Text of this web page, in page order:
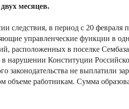
месяцев.
следствия, в период с 20 февраля
управленческие функции в
расположенных в поселке
в нарушении Конституции
законодательства не выплатили
объеме работникам. Сумма